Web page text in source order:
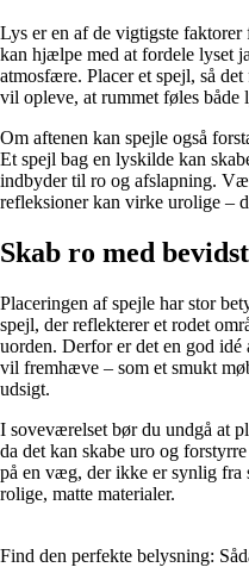
Lys er en af de vigtigste
kan hjælpe med at fordele lyset
atmosfære. Placer et spejl, så
vil opleve, at rummet føles både
Om aftenen kan spejle også
Et spejl bag en lyskilde kan
indbyder til ro og afslapning.
refleksioner kan virke urolige –
Skab ro med
Placeringen af spejle har stor
spejl, der reflekterer et rodet
uorden. Derfor er det en god idé
vil fremhæve – som et smukt
udsigt.
I soveværelset bør du undgå at
da det kan skabe uro og
på en væg, der ikke er synlig fra
rolige, matte materialer.
Find den perfekte belysning: